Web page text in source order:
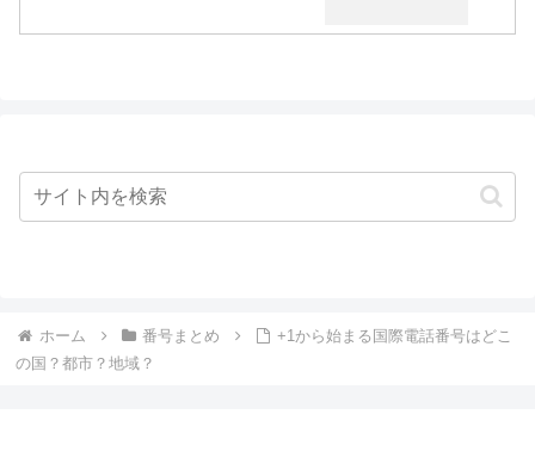
ホーム 番号まとめ
+1から始まる国際電話番号はどこ
の国？都市？地域？